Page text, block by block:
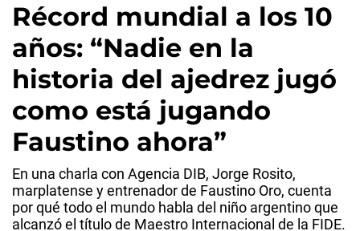
Récord mundial a los 10
años: “Nadie en la
historia del ajedrez jugó
como está jugando
Faustino ahora”
En una charla con Agencia DIB, Jorge Rosito,
marplatense y entrenador de Faustino Oro, cuenta
por qué todo el mundo habla del niño argentino que
alcanzó el título de Maestro Internacional de la FIDE.